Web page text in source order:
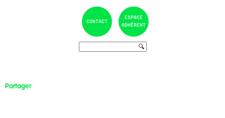
CONTACT
ESPACE
ADHÉRENT
Partager